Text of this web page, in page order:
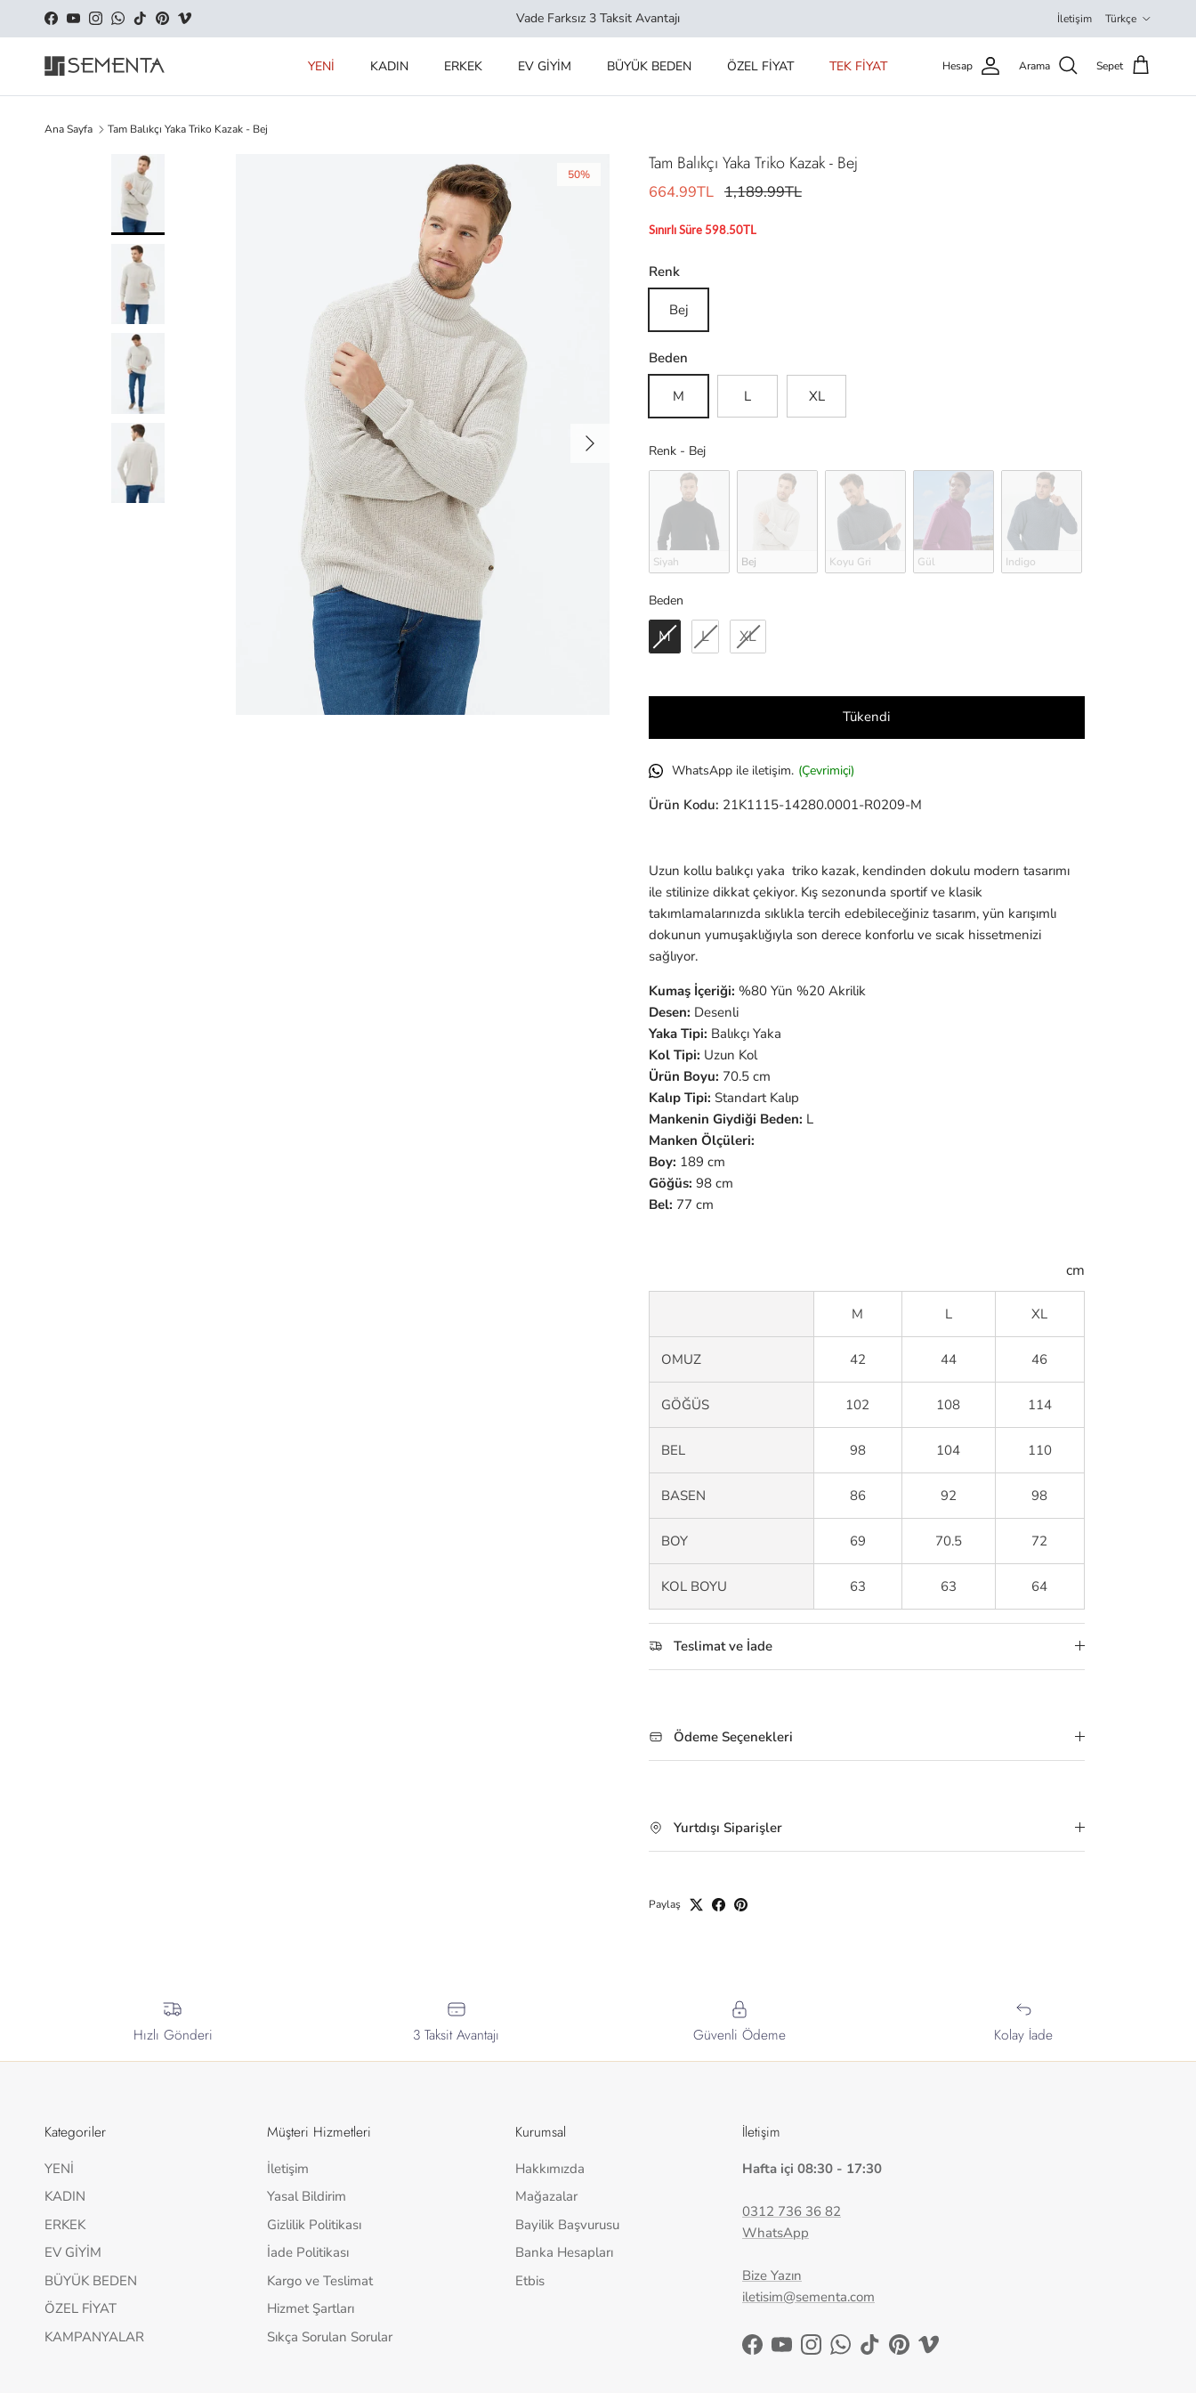
İçeriği geç
Facebook
YouTubeInstagramWhatsApp
TikTokPinterestVimeo Vade Farksız 3 Taksit Avantajı İletişim Türkçe
YENİ KADIN ERKEK EV GİYİM BÜYÜK BEDEN ÖZEL FİYAT TEK FİYAT Hesap Arama Sepet
Ana Sayfa Tam Balıkçı Yaka Triko Kazak - Bej
Sonraki
50% Tam Balıkçı Yaka Triko Kazak - Bej
664.99TL 1,189.99TL
Sınırlı Süre 598.50TL
Renk
Bej
Beden
M L XL
Renk - BejRenk
Siyah Bej Koyu Gri Gül Indigo
Beden
Beden
M L XL
Tükendi
WhatsApp ile iletişim. (Çevrimiçi)
Ürün Kodu: 21K1115-14280.0001-R0209-M
Uzun kollu balıkçı yaka triko kazak, kendinden dokulu modern tasarımı
ile stilinize dikkat çekiyor. Kış sezonunda sportif ve klasik
takımlamalarınızda sıklıkla tercih edebileceğiniz tasarım, yün karışımlı
dokunun yumuşaklığıyla son derece konforlu ve sıcak hissetmenizi
sağlıyor.
Kumaş İçeriği: %80 Yün %20 Akrilik
Desen: Desenli
Yaka Tipi: Balıkçı Yaka
Kol Tipi: Uzun Kol
Ürün Boyu: 70.5 cm
Kalıp Tipi: Standart Kalıp
Mankenin Giydiği Beden: L
Manken Ölçüleri:
Boy: 189 cm
Göğüs: 98 cm
Bel: 77 cm
cm
M L XL
OMUZ 42 44 46
GÖĞÜS 102 108 114
BEL 98 104 110
BASEN 86 92 98
BOY 69 70.5 72
KOL BOYU 63 63 64
Teslimat ve İade
Ödeme Seçenekleri
Yurtdışı Siparişler
Paylaş
Hızlı Gönderi 3 Taksit Avantajı Güvenli Ödeme Kolay İade
Kategoriler
YENİ
KADIN
ERKEK
EV GİYİM
BÜYÜK BEDEN
ÖZEL FİYAT
KAMPANYALAR
Müşteri Hizmetleri
İletişim
Yasal Bildirim
Gizlilik Politikası
İade Politikası
Kargo ve Teslimat
Hizmet Şartları
Sıkça Sorulan Sorular
Kurumsal
Hakkımızda
Mağazalar
Bayilik Başvurusu
Banka Hesapları
Etbis
İletişim
Hafta içi 08:30 - 17:30
0312 736 36 82
WhatsApp
Bize Yazın
iletisim@sementa.com
Facebook
YouTubeInstagramWhatsApp
TikTokPinterestVimeo